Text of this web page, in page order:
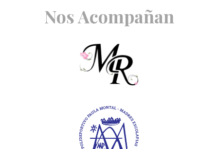
Nos Acompañan